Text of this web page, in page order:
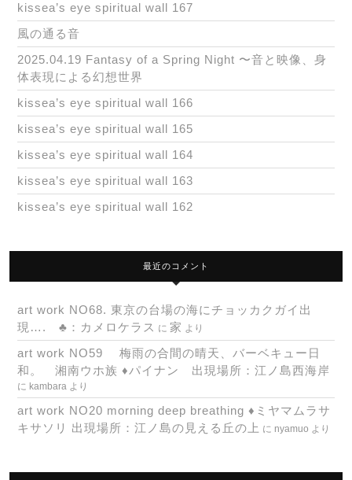
kissea’s eye spiritual wall 167
風の通る音
2025.04.19 Fantasy of a Spring Night 〜音と映像、身
体表現による幻想世界
kissea’s eye spiritual wall 166
kissea’s eye spiritual wall 165
kissea’s eye spiritual wall 164
kissea’s eye spiritual wall 163
kissea’s eye spiritual wall 162
最近のコメント
art work NO68. 東京の台場の海にチョッカクガイ出
現…. ♣：カメロケラス に 家 より
art work NO59 梅雨の合間の晴天、バーベキュー日
和。 湘南ウホ族 ♦パイナン 出現場所：江ノ島西海岸
に kambara より
art work NO20 morning deep breathing ♦ミヤマムラサ
キサソリ 出現場所：江ノ島の見える丘の上 に nyamuo より